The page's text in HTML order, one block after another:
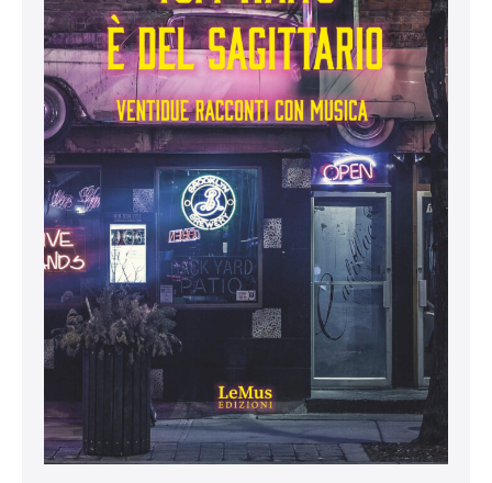
racconti
con
musica
(M.
Tondi)